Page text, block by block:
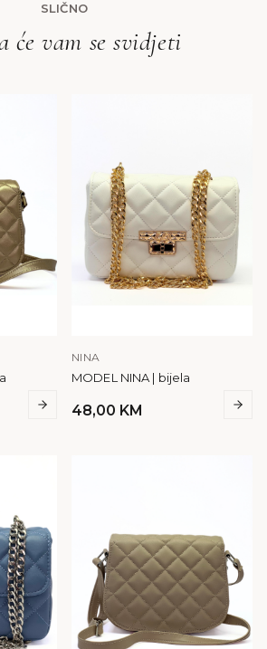
SLIČNO
će vam se svidjeti
NINA
MODEL NINA | bijela
48,00 KM